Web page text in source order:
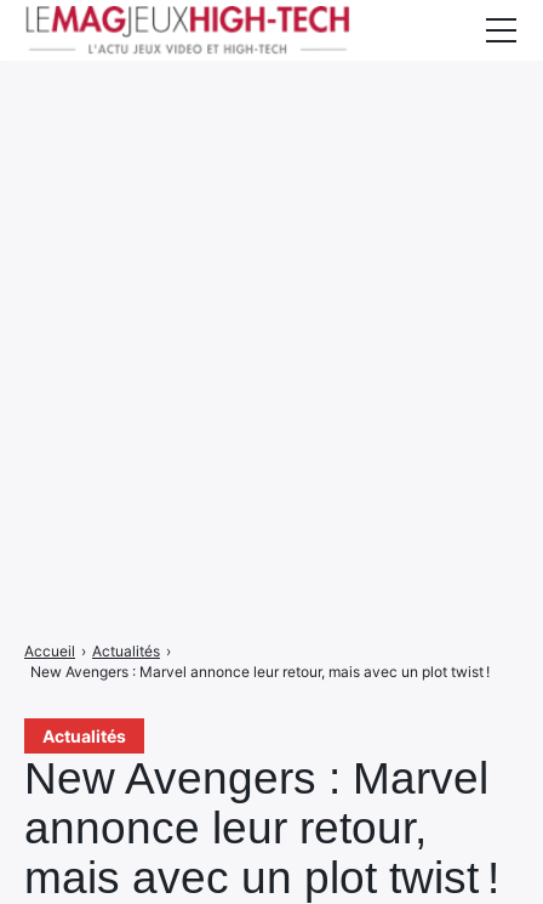
Actualités
New Avengers : Marvel
annonce leur retour,
mais avec un plot twist !
Accueil › Actualités ›
New Avengers : Marvel annonce leur retour, mais avec un plot twist !